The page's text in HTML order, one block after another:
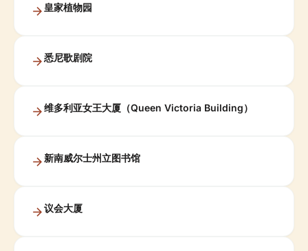
皇家植物园
悉尼歌剧院
维多利亚女王大厦（Queen Victoria Building）
新南威尔士州立图书馆
议会大厦